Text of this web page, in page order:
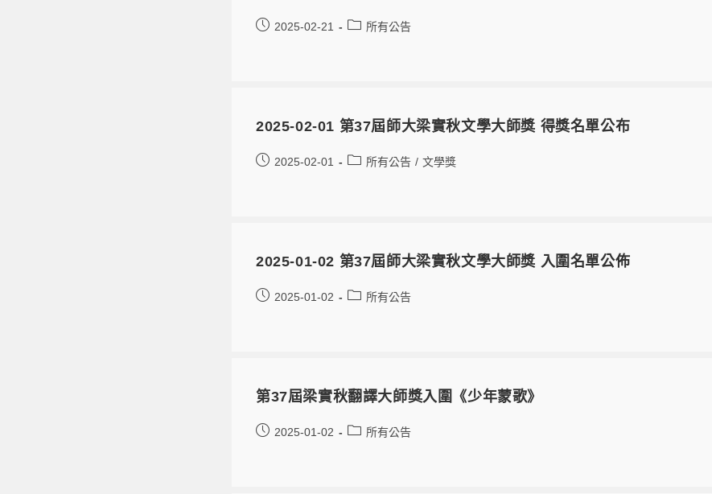
2025-02-21 所有公告
2025-02-01 第37屆師大梁實秋文學大師獎 得獎名單公布
2025-02-01 所有公告 / 文學獎
2025-01-02 第37屆師大梁實秋文學大師獎 入圍名單公佈
2025-01-02 所有公告
第37屆梁實秋翻譯大師獎入圍《少年蒙歌》
2025-01-02 所有公告